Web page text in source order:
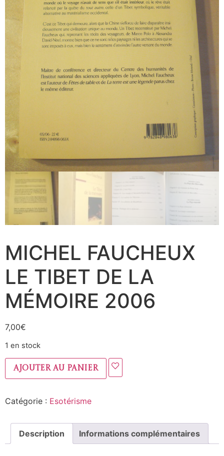
MICHEL FAUCHEUX
LE TIBET DE LA
MÉMOIRE 2006
7,00€
1 en stock
Ajouter au panier
Catégorie : Esotérisme
Description Informations complémentaires